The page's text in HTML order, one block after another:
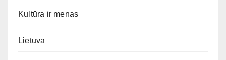
Kultūra ir menas
Lietuva